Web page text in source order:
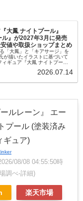
大鳳 ナイトプール』
ル』が2027年3月に発売
値や取扱ショップまとめ
「大鳳」と「キアサージ」を
が描いたイラストに基づいて
ギュア『大鳳 ナイトプー
した。
2026.07.14
ルレーン』 エー
プール (塗装済み
ギュア)
08/08 04:55:50時
調べ-詳細)
楽天市場